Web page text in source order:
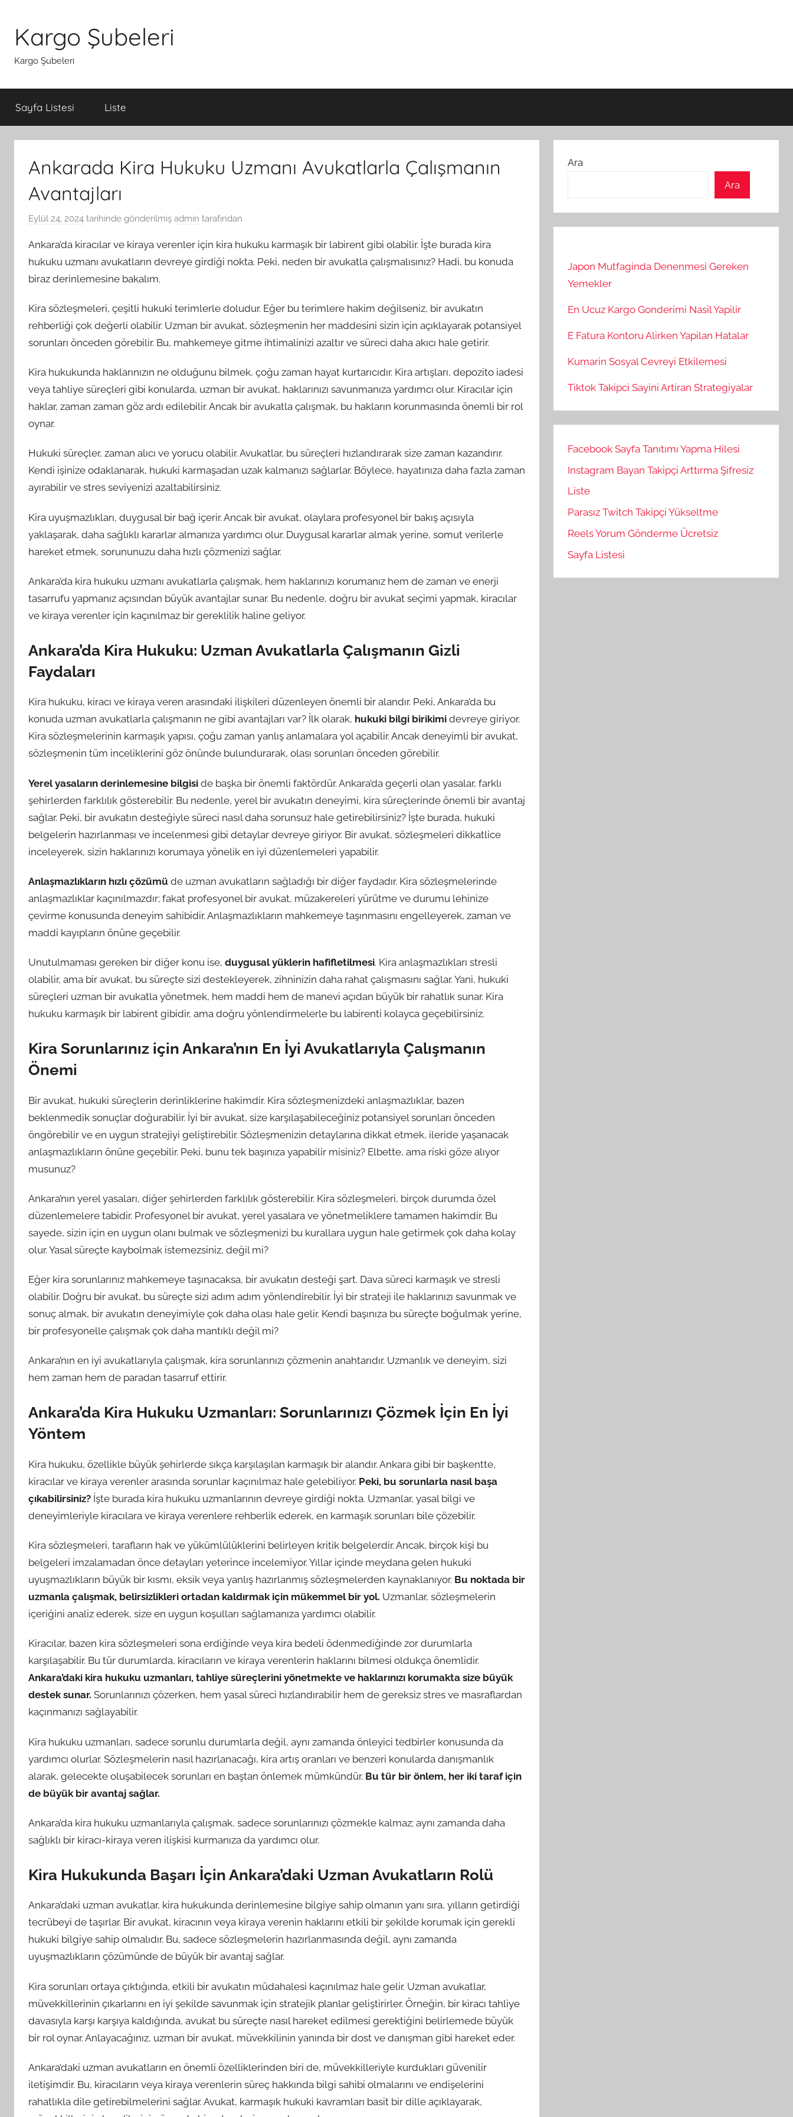
Kargo Şubeleri
Kargo Şubeleri
Sayfa Listesi Liste
Ankarada Kira Hukuku Uzmanı Avukatlarla Çalışmanın
Avantajları
Eylül 24, 2024 tarihinde gönderilmiş admin tarafından
Ankara’da kiracılar ve kiraya verenler için kira hukuku karmaşık bir labirent gibi olabilir. İşte burada kira
hukuku uzmanı avukatların devreye girdiği nokta. Peki, neden bir avukatla çalışmalısınız? Hadi, bu konuda
biraz derinlemesine bakalım.
Kira sözleşmeleri, çeşitli hukuki terimlerle doludur. Eğer bu terimlere hakim değilseniz, bir avukatın
rehberliği çok değerli olabilir. Uzman bir avukat, sözleşmenin her maddesini sizin için açıklayarak potansiyel
sorunları önceden görebilir. Bu, mahkemeye gitme ihtimalinizi azaltır ve süreci daha akıcı hale getirir.
Kira hukukunda haklarınızın ne olduğunu bilmek, çoğu zaman hayat kurtarıcıdır. Kira artışları, depozito iadesi
veya tahliye süreçleri gibi konularda, uzman bir avukat, haklarınızı savunmanıza yardımcı olur. Kiracılar için
haklar, zaman zaman göz ardı edilebilir. Ancak bir avukatla çalışmak, bu hakların korunmasında önemli bir rol
oynar.
Hukuki süreçler, zaman alıcı ve yorucu olabilir. Avukatlar, bu süreçleri hızlandırarak size zaman kazandırır.
Kendi işinize odaklanarak, hukuki karmaşadan uzak kalmanızı sağlarlar. Böylece, hayatınıza daha fazla zaman
ayırabilir ve stres seviyenizi azaltabilirsiniz.
Kira uyuşmazlıkları, duygusal bir bağ içerir. Ancak bir avukat, olaylara profesyonel bir bakış açısıyla
yaklaşarak, daha sağlıklı kararlar almanıza yardımcı olur. Duygusal kararlar almak yerine, somut verilerle
hareket etmek, sorununuzu daha hızlı çözmenizi sağlar.
Ankara’da kira hukuku uzmanı avukatlarla çalışmak, hem haklarınızı korumanız hem de zaman ve enerji
tasarrufu yapmanız açısından büyük avantajlar sunar. Bu nedenle, doğru bir avukat seçimi yapmak, kiracılar
ve kiraya verenler için kaçınılmaz bir gereklilik haline geliyor.
Ankara’da Kira Hukuku: Uzman Avukatlarla Çalışmanın Gizli
Faydaları
Kira hukuku, kiracı ve kiraya veren arasındaki ilişkileri düzenleyen önemli bir alandır. Peki, Ankara’da bu
konuda uzman avukatlarla çalışmanın ne gibi avantajları var? İlk olarak, hukuki bilgi birikimi devreye giriyor.
Kira sözleşmelerinin karmaşık yapısı, çoğu zaman yanlış anlamalara yol açabilir. Ancak deneyimli bir avukat,
sözleşmenin tüm inceliklerini göz önünde bulundurarak, olası sorunları önceden görebilir.
Yerel yasaların derinlemesine bilgisi de başka bir önemli faktördür. Ankara’da geçerli olan yasalar, farklı
şehirlerden farklılık gösterebilir. Bu nedenle, yerel bir avukatın deneyimi, kira süreçlerinde önemli bir avantaj
sağlar. Peki, bir avukatın desteğiyle süreci nasıl daha sorunsuz hale getirebilirsiniz? İşte burada, hukuki
belgelerin hazırlanması ve incelenmesi gibi detaylar devreye giriyor. Bir avukat, sözleşmeleri dikkatlice
inceleyerek, sizin haklarınızı korumaya yönelik en iyi düzenlemeleri yapabilir.
Anlaşmazlıkların hızlı çözümü de uzman avukatların sağladığı bir diğer faydadır. Kira sözleşmelerinde
anlaşmazlıklar kaçınılmazdır; fakat profesyonel bir avukat, müzakereleri yürütme ve durumu lehinize
çevirme konusunda deneyim sahibidir. Anlaşmazlıkların mahkemeye taşınmasını engelleyerek, zaman ve
maddi kayıpların önüne geçebilir.
Unutulmaması gereken bir diğer konu ise, duygusal yüklerin hafifletilmesi. Kira anlaşmazlıkları stresli
olabilir, ama bir avukat, bu süreçte sizi destekleyerek, zihninizin daha rahat çalışmasını sağlar. Yani, hukuki
süreçleri uzman bir avukatla yönetmek, hem maddi hem de manevi açıdan büyük bir rahatlık sunar. Kira
hukuku karmaşık bir labirent gibidir, ama doğru yönlendirmelerle bu labirenti kolayca geçebilirsiniz.
Kira Sorunlarınız için Ankara’nın En İyi Avukatlarıyla Çalışmanın
Önemi
Bir avukat, hukuki süreçlerin derinliklerine hakimdir. Kira sözleşmenizdeki anlaşmazlıklar, bazen
beklenmedik sonuçlar doğurabilir. İyi bir avukat, size karşılaşabileceğiniz potansiyel sorunları önceden
öngörebilir ve en uygun stratejiyi geliştirebilir. Sözleşmenizin detaylarına dikkat etmek, ileride yaşanacak
anlaşmazlıkların önüne geçebilir. Peki, bunu tek başınıza yapabilir misiniz? Elbette, ama riski göze alıyor
musunuz?
Ankara’nın yerel yasaları, diğer şehirlerden farklılık gösterebilir. Kira sözleşmeleri, birçok durumda özel
düzenlemelere tabidir. Profesyonel bir avukat, yerel yasalara ve yönetmeliklere tamamen hakimdir. Bu
sayede, sizin için en uygun olanı bulmak ve sözleşmenizi bu kurallara uygun hale getirmek çok daha kolay
olur. Yasal süreçte kaybolmak istemezsiniz, değil mi?
Eğer kira sorunlarınız mahkemeye taşınacaksa, bir avukatın desteği şart. Dava süreci karmaşık ve stresli
olabilir. Doğru bir avukat, bu süreçte sizi adım adım yönlendirebilir. İyi bir strateji ile haklarınızı savunmak ve
sonuç almak, bir avukatın deneyimiyle çok daha olası hale gelir. Kendi başınıza bu süreçte boğulmak yerine,
bir profesyonelle çalışmak çok daha mantıklı değil mi?
Ankara’nın en iyi avukatlarıyla çalışmak, kira sorunlarınızı çözmenin anahtarıdır. Uzmanlık ve deneyim, sizi
hem zaman hem de paradan tasarruf ettirir.
Ankara’da Kira Hukuku Uzmanları: Sorunlarınızı Çözmek İçin En İyi
Yöntem
Kira hukuku, özellikle büyük şehirlerde sıkça karşılaşılan karmaşık bir alandır. Ankara gibi bir başkentte,
kiracılar ve kiraya verenler arasında sorunlar kaçınılmaz hale gelebiliyor. Peki, bu sorunlarla nasıl başa
çıkabilirsiniz? İşte burada kira hukuku uzmanlarının devreye girdiği nokta. Uzmanlar, yasal bilgi ve
deneyimleriyle kiracılara ve kiraya verenlere rehberlik ederek, en karmaşık sorunları bile çözebilir.
Kira sözleşmeleri, tarafların hak ve yükümlülüklerini belirleyen kritik belgelerdir. Ancak, birçok kişi bu
belgeleri imzalamadan önce detayları yeterince incelemiyor. Yıllar içinde meydana gelen hukuki
uyuşmazlıkların büyük bir kısmı, eksik veya yanlış hazırlanmış sözleşmelerden kaynaklanıyor. Bu noktada bir
uzmanla çalışmak, belirsizlikleri ortadan kaldırmak için mükemmel bir yol. Uzmanlar, sözleşmelerin
içeriğini analiz ederek, size en uygun koşulları sağlamanıza yardımcı olabilir.
Kiracılar, bazen kira sözleşmeleri sona erdiğinde veya kira bedeli ödenmediğinde zor durumlarla
karşılaşabilir. Bu tür durumlarda, kiracıların ve kiraya verenlerin haklarını bilmesi oldukça önemlidir.
Ankara’daki kira hukuku uzmanları, tahliye süreçlerini yönetmekte ve haklarınızı korumakta size büyük
destek sunar. Sorunlarınızı çözerken, hem yasal süreci hızlandırabilir hem de gereksiz stres ve masraflardan
kaçınmanızı sağlayabilir.
Kira hukuku uzmanları, sadece sorunlu durumlarla değil, aynı zamanda önleyici tedbirler konusunda da
yardımcı olurlar. Sözleşmelerin nasıl hazırlanacağı, kira artış oranları ve benzeri konularda danışmanlık
alarak, gelecekte oluşabilecek sorunları en baştan önlemek mümkündür. Bu tür bir önlem, her iki taraf için
de büyük bir avantaj sağlar.
Ankara’da kira hukuku uzmanlarıyla çalışmak, sadece sorunlarınızı çözmekle kalmaz; aynı zamanda daha
sağlıklı bir kiracı-kiraya veren ilişkisi kurmanıza da yardımcı olur.
Kira Hukukunda Başarı İçin Ankara’daki Uzman Avukatların Rolü
Ankara’daki uzman avukatlar, kira hukukunda derinlemesine bilgiye sahip olmanın yanı sıra, yılların getirdiği
tecrübeyi de taşırlar. Bir avukat, kiracının veya kiraya verenin haklarını etkili bir şekilde korumak için gerekli
hukuki bilgiye sahip olmalıdır. Bu, sadece sözleşmelerin hazırlanmasında değil, aynı zamanda
uyuşmazlıkların çözümünde de büyük bir avantaj sağlar.
Kira sorunları ortaya çıktığında, etkili bir avukatın müdahalesi kaçınılmaz hale gelir. Uzman avukatlar,
müvekkillerinin çıkarlarını en iyi şekilde savunmak için stratejik planlar geliştirirler. Örneğin, bir kiracı tahliye
davasıyla karşı karşıya kaldığında, avukat bu süreçte nasıl hareket edilmesi gerektiğini belirlemede büyük
bir rol oynar. Anlayacağınız, uzman bir avukat, müvekkilinin yanında bir dost ve danışman gibi hareket eder.
Ankara’daki uzman avukatların en önemli özelliklerinden biri de, müvekkilleriyle kurdukları güvenilir
iletişimdir. Bu, kiracıların veya kiraya verenlerin süreç hakkında bilgi sahibi olmalarını ve endişelerini
rahatlıkla dile getirebilmelerini sağlar. Avukat, karmaşık hukuki kavramları basit bir dille açıklayarak,
Ara
Ara
Japon Mutfaginda Denenmesi Gereken
Yemekler
En Ucuz Kargo Gonderimi Nasil Yapilir
E Fatura Kontoru Alirken Yapilan Hatalar
Kumarin Sosyal Cevreyi Etkilemesi
Tiktok Takipci Sayini Artiran Strategiyalar
Facebook Sayfa Tanıtımı Yapma Hilesi
Instagram Bayan Takipçi Arttırma Şifresiz
Liste
Parasız Twitch Takipçi Yükseltme
Reels Yorum Gönderme Ücretsiz
Sayfa Listesi